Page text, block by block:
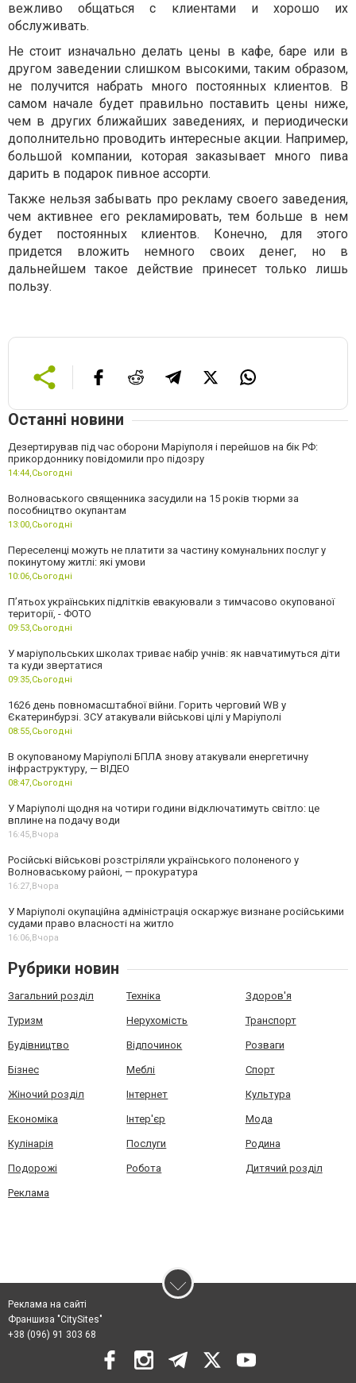
вежливо общаться с клиентами и хорошо их
обслуживать.
Не стоит изначально делать цены в кафе, баре или в
другом заведении слишком высокими, таким образом,
не получится набрать много постоянных клиентов. В
самом начале будет правильно поставить цены ниже,
чем в других ближайших заведениях, и периодически
дополнительно проводить интересные акции. Например,
большой компании, которая заказывает много пива
дарить в подарок пивное ассорти.
Также нельзя забывать про рекламу своего заведения,
чем активнее его рекламировать, тем больше в нем
будет постоянных клиентов. Конечно, для этого
придется вложить немного своих денег, но в
дальнейшем такое действие принесет только лишь
пользу.
Останні новини
Дезертирував під час оборони Маріуполя і перейшов на бік РФ:
прикордоннику повідомили про підозру
14:44,Сьогодні
Волноваського священника засудили на 15 років тюрми за
пособництво окупантам
13:00,Сьогодні
Переселенці можуть не платити за частину комунальних послуг у
покинутому житлі: які умови
10:06,Сьогодні
П’ятьох українських підлітків евакуювали з тимчасово окупованої
території, - ФОТО
09:53,Сьогодні
У маріупольських школах триває набір учнів: як навчатимуться діти
та куди звертатися
09:35,Сьогодні
1626 день повномасштабної війни. Горить черговий WB у
Єкатеринбурзі. ЗСУ атакували військові цілі у Маріуполі
08:55,Сьогодні
В окупованому Маріуполі БПЛА знову атакували енергетичну
інфраструктуру, — ВІДЕО
08:47,Сьогодні
У Маріуполі щодня на чотири години відключатимуть світло: це
вплине на подачу води
16:45,Вчора
Російські військові розстріляли українського полоненого у
Волноваському районі, — прокуратура
16:27,Вчора
У Маріуполі окупаційна адміністрація оскаржує визнане російськими
судами право власності на житло
16:06,Вчора
Рубрики новин
Загальний розділ Техніка Здоров'я
Туризм Нерухомість Транспорт
Будівництво Відпочинок Розваги
Бізнес Меблі Спорт
Жіночий розділ Інтернет Культура
Економіка Інтер'єр Мода
Кулінарія Послуги Родина
Подорожі Робота Дитячий розділ
Реклама
Реклама на сайті
Франшиза "CitySites"
+38 (096) 91 303 68